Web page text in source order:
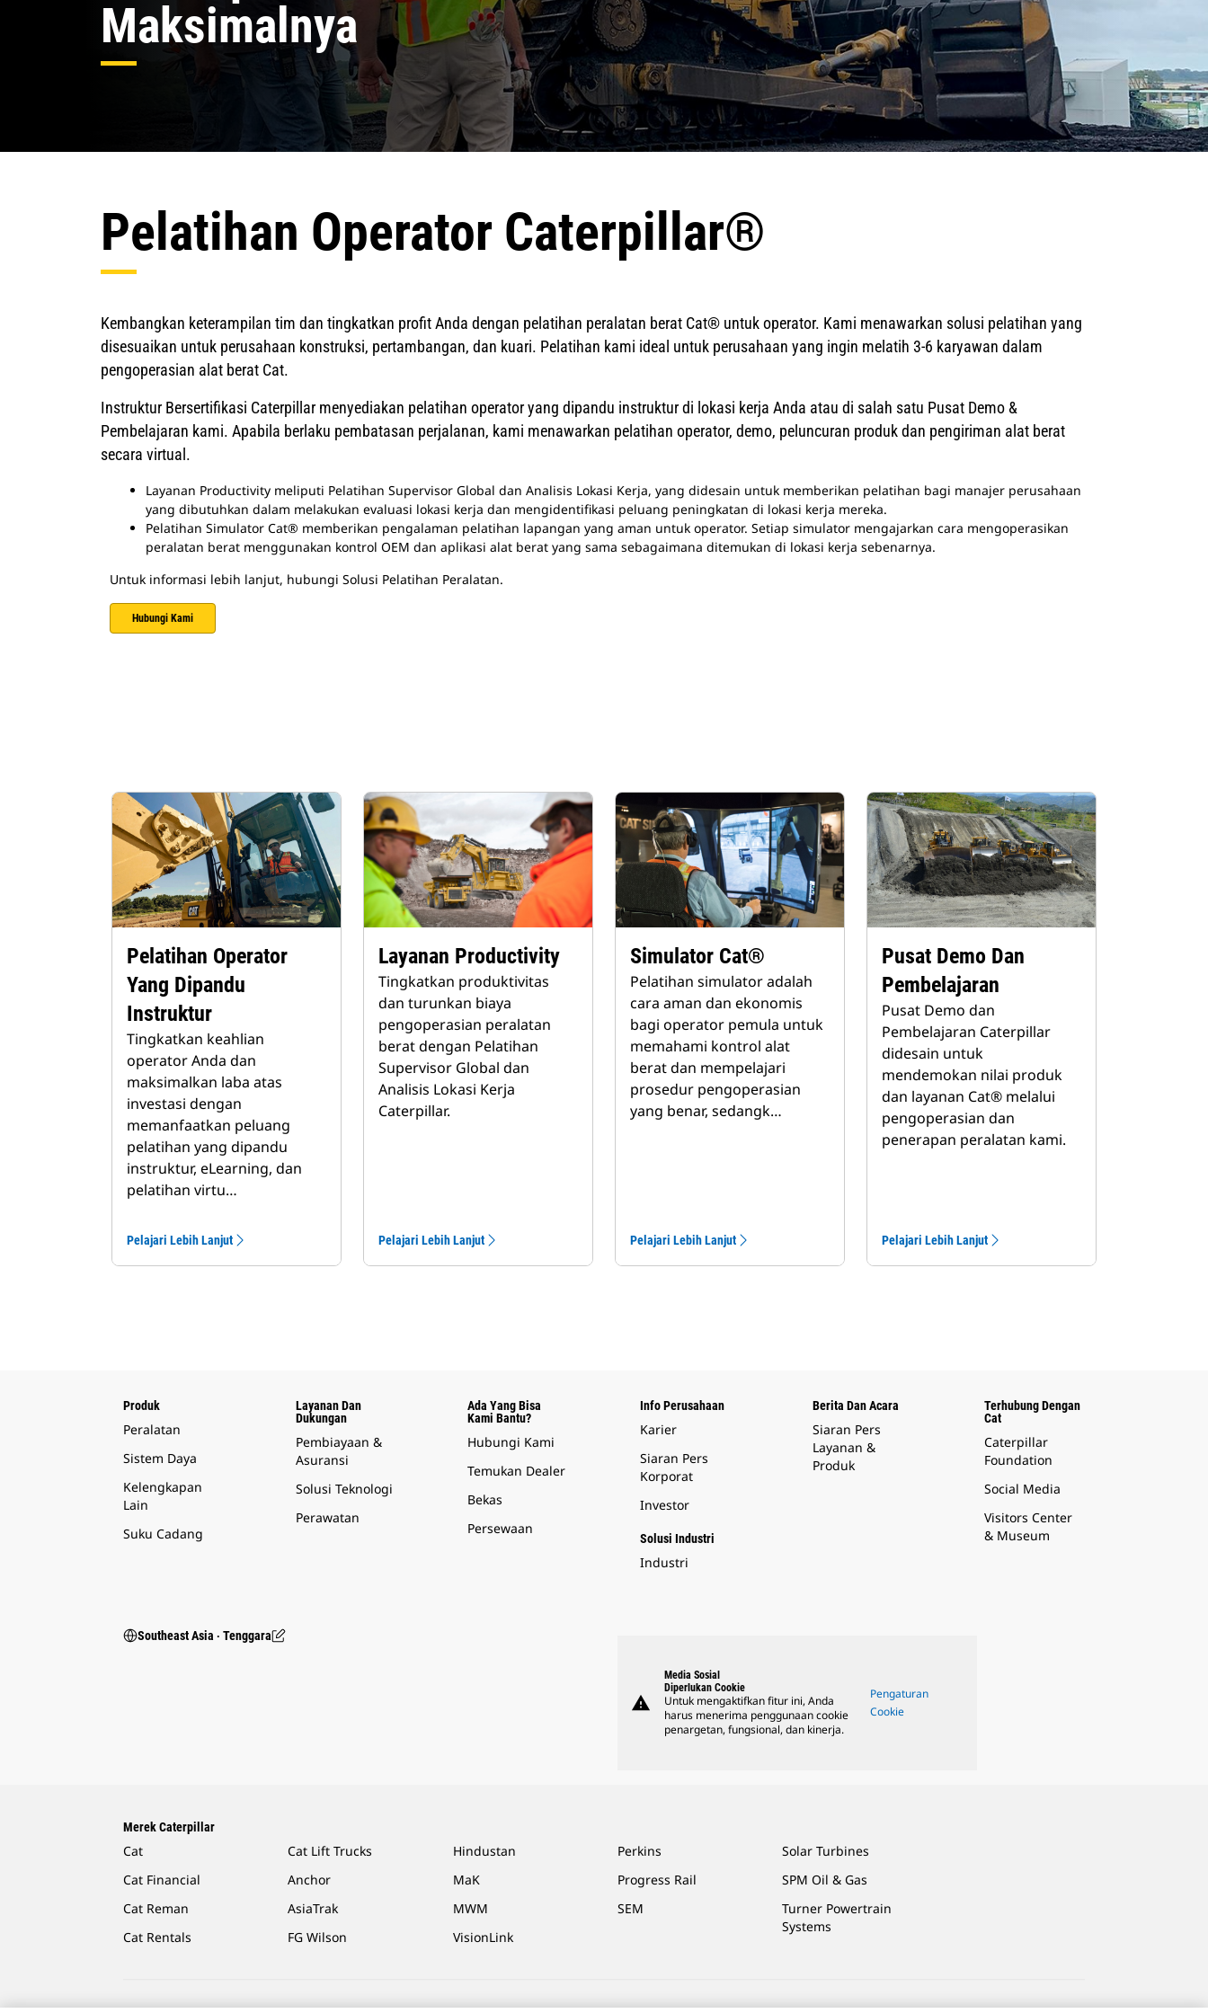
Maksimalnya
Pelatihan Operator Caterpillar®
Kembangkan keterampilan tim dan tingkatkan profit Anda dengan pelatihan peralatan berat Cat® untuk operator. Kami menawarkan solusi pelatihan yang
disesuaikan untuk perusahaan konstruksi, pertambangan, dan kuari. Pelatihan kami ideal untuk perusahaan yang ingin melatih 3-6 karyawan dalam
pengoperasian alat berat Cat.
Instruktur Bersertifikasi Caterpillar menyediakan pelatihan operator yang dipandu instruktur di lokasi kerja Anda atau di salah satu Pusat Demo &
Pembelajaran kami. Apabila berlaku pembatasan perjalanan, kami menawarkan pelatihan operator, demo, peluncuran produk dan pengiriman alat berat
secara virtual.
Layanan Productivity meliputi Pelatihan Supervisor Global dan Analisis Lokasi Kerja, yang didesain untuk memberikan pelatihan bagi manajer perusahaan
yang dibutuhkan dalam melakukan evaluasi lokasi kerja dan mengidentifikasi peluang peningkatan di lokasi kerja mereka.
Pelatihan Simulator Cat® memberikan pengalaman pelatihan lapangan yang aman untuk operator. Setiap simulator mengajarkan cara mengoperasikan
peralatan berat menggunakan kontrol OEM dan aplikasi alat berat yang sama sebagaimana ditemukan di lokasi kerja sebenarnya.
Untuk informasi lebih lanjut, hubungi Solusi Pelatihan Peralatan.
Hubungi Kami
Pelatihan Operator
Yang Dipandu
Instruktur
Tingkatkan keahlian
operator Anda dan
maksimalkan laba atas
investasi dengan
memanfaatkan peluang
pelatihan yang dipandu
instruktur, eLearning, dan
pelatihan virtu…
Pelajari Lebih Lanjut
Layanan Productivity
Tingkatkan produktivitas
dan turunkan biaya
pengoperasian peralatan
berat dengan Pelatihan
Supervisor Global dan
Analisis Lokasi Kerja
Caterpillar.
Pelajari Lebih Lanjut
Simulator Cat®
Pelatihan simulator adalah
cara aman dan ekonomis
bagi operator pemula untuk
memahami kontrol alat
berat dan mempelajari
prosedur pengoperasian
yang benar, sedangk…
Pelajari Lebih Lanjut
Pusat Demo Dan
Pembelajaran
Pusat Demo dan
Pembelajaran Caterpillar
didesain untuk
mendemokan nilai produk
dan layanan Cat® melalui
pengoperasian dan
penerapan peralatan kami.
Pelajari Lebih Lanjut
Produk
Peralatan
Sistem Daya
Kelengkapan
Lain
Suku Cadang
Layanan Dan
Dukungan
Pembiayaan &
Asuransi
Solusi Teknologi
Perawatan
Ada Yang Bisa
Kami Bantu?
Hubungi Kami
Temukan Dealer
Bekas
Persewaan
Info Perusahaan
Karier
Siaran Pers
Korporat
Investor
Solusi Industri
Industri
Berita Dan Acara
Siaran Pers
Layanan &
Produk
Terhubung Dengan
Cat
Caterpillar
Foundation
Social Media
Visitors Center
& Museum
Southeast Asia ‧ Tenggara
warning
Media Sosial
Diperlukan Cookie
Untuk mengaktifkan fitur ini, Anda
harus menerima penggunaan cookie
penargetan, fungsional, dan kinerja.
Pengaturan
Cookie
Merek Caterpillar
Cat
Cat Financial
Cat Reman
Cat Rentals
Cat Lift Trucks
Anchor
AsiaTrak
FG Wilson
Hindustan
MaK
MWM
VisionLink
Perkins
Progress Rail
SEM
Solar Turbines
SPM Oil & Gas
Turner Powertrain
Systems